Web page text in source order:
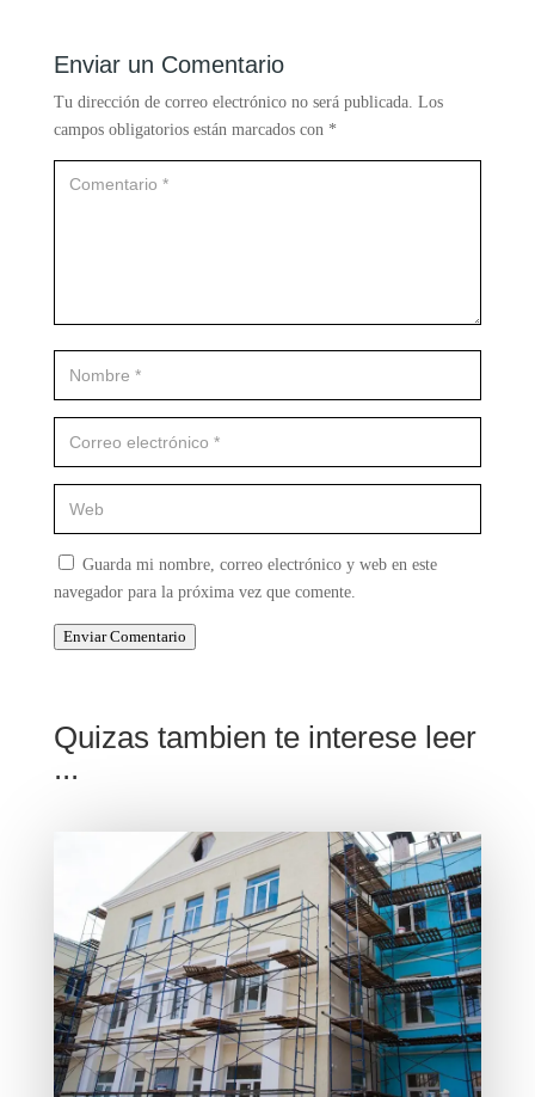
Enviar un Comentario
Tu dirección de correo electrónico no será publicada. Los
campos obligatorios están marcados con *
Guarda mi nombre, correo electrónico y web en este
navegador para la próxima vez que comente.
Enviar Comentario
Quizas tambien te interese leer
...